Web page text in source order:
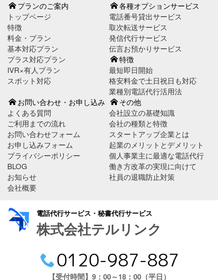
プランのご案内
トップページ
特徴
料金・プラン
基本対応プラン
プラス対応プラン
IVR×有人プラン
スポット対応
各種オプションサービス
電話番号貸出サービス
取次転送サービス
発信代行サービス
伝言お預かりサービス
特徴
最短即日開始
格安料金で土日祝日も対応
業種別電話代行活用法
お問い合わせ・お申し込み
よくある質問
ご利用までの流れ
お問い合わせフォーム
お申し込みフォーム
プライバシーポリシー
BLOG
お知らせ
会社概要
その他
会社設立の基礎知識
会社の種類と特徴
スタートアップ企業とは
起業のメリットとデメリット
個人事業主に最適な電話代行
働き方改革の実現に向けて
社員の退職防止対策
電話代行サービス・秘書代行サービス
株式会社テルリンク
0120-987-887
【受付時間】9：00～18：00（平日）